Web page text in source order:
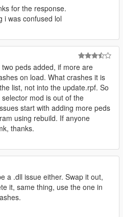
for the response.
i was confused lol
peds added, if more are
on load. What crashes it is
list, not into the update.rpf. So
mod is out of the
start with adding more peds
using rebuild. If anyone
thanks.
a .dll issue either. Swap it out,
it, same thing, use the one in